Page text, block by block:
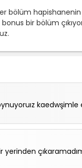
bölüm
bonus bir bölüm
yerinden